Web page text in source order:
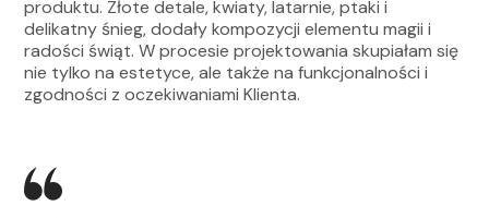
produktu. Złote detale, kwiaty, latarnie, ptaki i
delikatny śnieg, dodały kompozycji elementu magii i
radości świąt. W procesie projektowania skupiałam się
nie tylko na estetyce, ale także na funkcjonalności i
zgodności z oczekiwaniami Klienta.